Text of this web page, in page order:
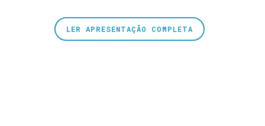
LER APRESENTAÇÃO COMPLETA